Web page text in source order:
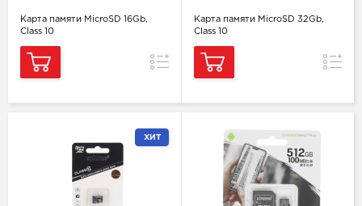
Карта памяти MicroSD 16Gb,
Class 10
Сравнение
Карта памяти MicroSD 32Gb,
Class 10
ХИТ